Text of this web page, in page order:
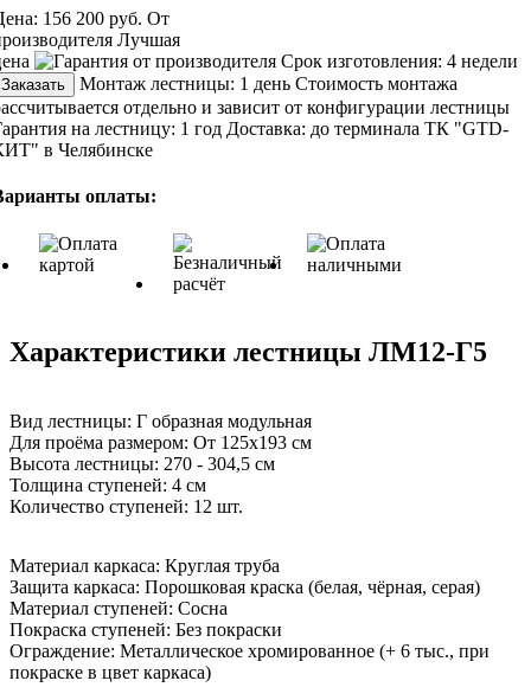
156 200 руб. От
Лучшая
Срок изготовления: 4 недели
Заказать Монтаж лестницы: 1 день Стоимость монтажа
отдельно и зависит от конфигурации лестницы
на лестницу: 1 год Доставка: до терминала ТК "GTD-
в Челябинске
оплаты:
Характеристики лестницы ЛМ12-Г5
Вид лестницы: Г образная модульная
Для проёма размером: От 125х193 см
Высота лестницы: 270 - 304,5 см
Толщина ступеней: 4 см
Количество ступеней: 12 шт.
Материал каркаса: Круглая труба
Защита каркаса: Порошковая краска (белая, чёрная, серая)
Материал ступеней: Сосна
Покраска ступеней: Без покраски
Ограждение: Металлическое хромированное (+ 6 тыс., при
покраске в цвет каркаса)